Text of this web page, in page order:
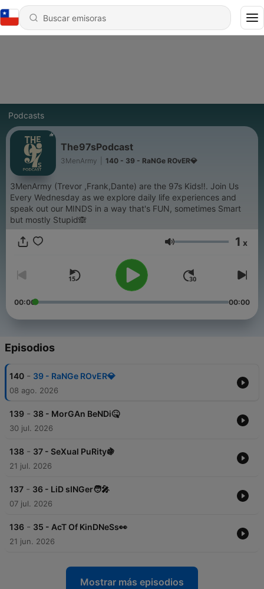
Podcasts
The97sPodcast
3MenArmy 140 - 39 - RaNGe ROvER💎
3MenArmy (Trevor ,Frank,Dante) are the 97s Kids‼️. Join Us
Every Wednesday as we explore daily life experiences and
speak out our MINDS in a way that's FUN, sometimes Smart
but mostly Stupid🙈
Volumen 1 x
00:00 00:00
Episodios
140 - 39 - RaNGe ROvER💎
08 ago. 2026
139 - 38 - MorGAn BeNDi🤒
30 jul. 2026
138 - 37 - SeXual PuRity🍇
21 jul. 2026
137 - 36 - LiD sINGer🧑‍🎤
07 jul. 2026
136 - 35 - AcT Of KinDNeSs👀
21 jun. 2026
Mostrar más episodios